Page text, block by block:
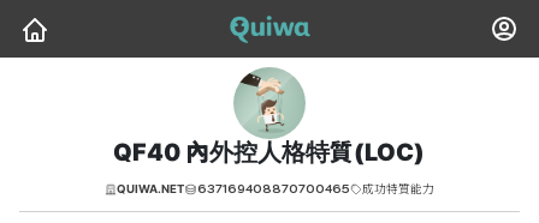
QF40 內外控人格特質(LOC)
QUIWA.NET 637169408870700465 成功特質能力